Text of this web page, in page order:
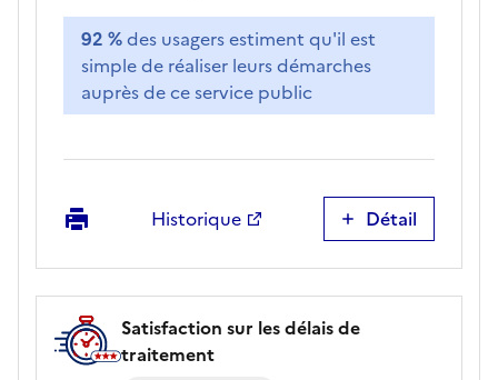
92 %des usagers estiment qu'il est
simple de réaliser leurs démarches
auprès de ce service public
ImprimerHistorique Détail
Simplicité
Satisfaction sur les délais de
traitement